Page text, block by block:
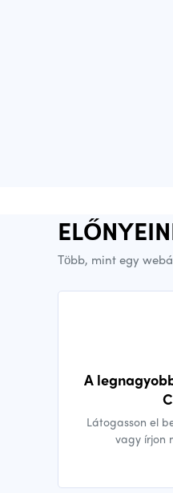
Több, mint egy
A
Látogasson el
vagy írjon